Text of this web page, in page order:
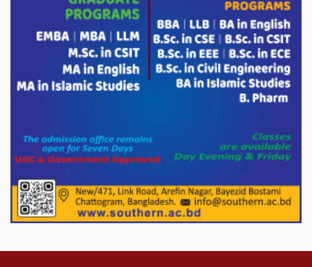
ভারপ্রাপ্ত রাষ্ট্রপতি হাফিজ উদ্দিন আহমদের
সাথে এইচটি বাংলা অনলাইন পোর্টাল ও আইপি
টিভির সম্পাদক মোঃ ইসমাইল হোসেনের
সৌজন্য সাক্ষাৎ।
পাটগ্রামে জুলাই অভ্যুত্থান দিবস উপলক্ষে
পোরশায় গণঅভ্যুত্থান দিবসে শহিদ ও জুলাই
১১ দলীয় ঐক্য পোরশা উপজেলা শাখার